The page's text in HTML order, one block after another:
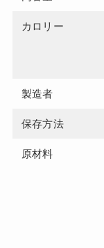
カロリー
製造者
保存方法
原材料